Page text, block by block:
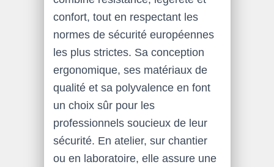
confort, tout en respectant les
normes de sécurité européennes
les plus strictes. Sa conception
ergonomique, ses matériaux de
qualité et sa polyvalence en font
un choix sûr pour les
professionnels soucieux de leur
sécurité. En atelier, sur chantier
ou en laboratoire, elle assure une